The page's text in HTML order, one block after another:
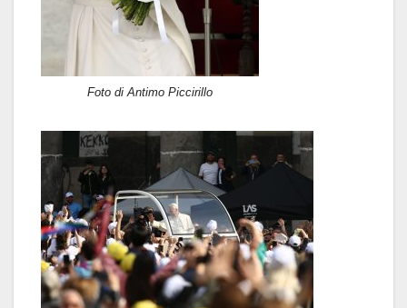
Foto di Antimo Piccirillo